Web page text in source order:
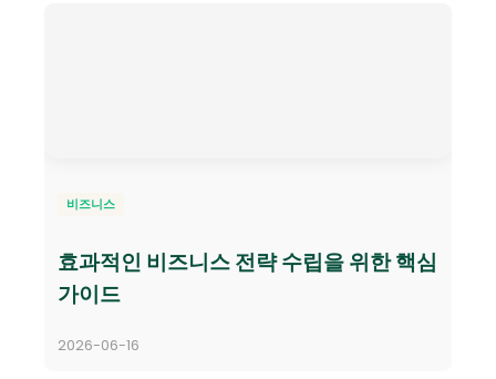
비즈니스
효과적인 비즈니스 전략 수립을 위한 핵심
가이드
2026-06-16